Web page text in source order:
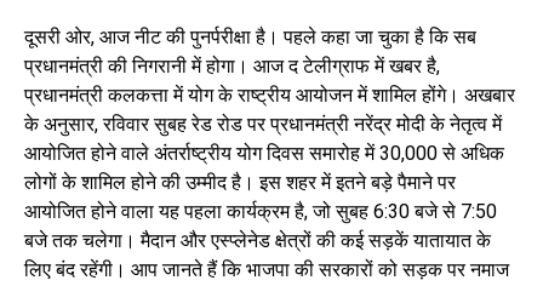
दूसरी ओर, आज नीट की पुनर्परीक्षा है। पहले कहा जा चुका है कि सब
प्रधानमंत्री की निगरानी में होगा। आज द टेलीग्राफ में खबर है,
प्रधानमंत्री कलकत्ता में योग के राष्ट्रीय आयोजन में शामिल होंगे। अखबार
के अनुसार, रविवार सुबह रेड रोड पर प्रधानमंत्री नरेंद्र मोदी के नेतृत्व में
आयोजित होने वाले अंतर्राष्ट्रीय योग दिवस समारोह में 30,000 से अधिक
लोगों के शामिल होने की उम्मीद है। इस शहर में इतने बड़े पैमाने पर
आयोजित होने वाला यह पहला कार्यक्रम है, जो सुबह 6:30 बजे से 7:50
बजे तक चलेगा। मैदान और एस्प्लेनेड क्षेत्रों की कई सड़कें यातायात के
लिए बंद रहेंगी। आप जानते हैं कि भाजपा की सरकारों को सड़क पर नमाज